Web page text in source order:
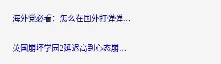
海外党必看：怎么在国外打弹弹堂不卡？番茄加速器亲测指南
英国崩坏学园2延迟高到心态崩？海外党国服游戏加速终极指南